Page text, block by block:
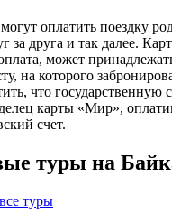
оплатить поездку
за друга и так далее.
может
на которого
что государственную
карты «Мир»,
счет.
туры на
туры